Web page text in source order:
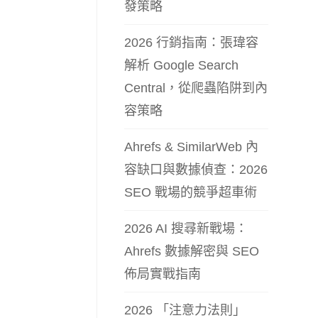
發策略
2026 行銷指南：張瑋容
解析 Google Search
Central，從爬蟲陷阱到內
容策略
Ahrefs & SimilarWeb 內
容缺口與數據偵查：2026
SEO 戰場的競爭超車術
2026 AI 搜尋新戰場：
Ahrefs 數據解密與 SEO
佈局實戰指南
2026 「注意力法則」